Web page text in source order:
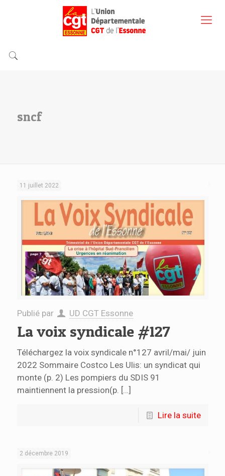
sncf
11 juillet 2022
Publié par UD CGT Essonne
La voix syndicale #127
Téléchargez la voix syndicale n°127 avril/mai/ juin
2022 Sommaire Costco Les Ulis: un syndicat qui
monte (p. 2) Les pompiers du SDIS 91
maintiennent la pression(p. […]
Lire la suite
2 décembre 2019